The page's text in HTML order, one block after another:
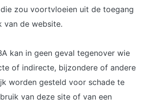
zou voortvloeien uit de toegang
de website.
kan in geen geval tegenover wie
of indirecte, bijzondere of andere
worden gesteld voor schade te
van deze site of van een